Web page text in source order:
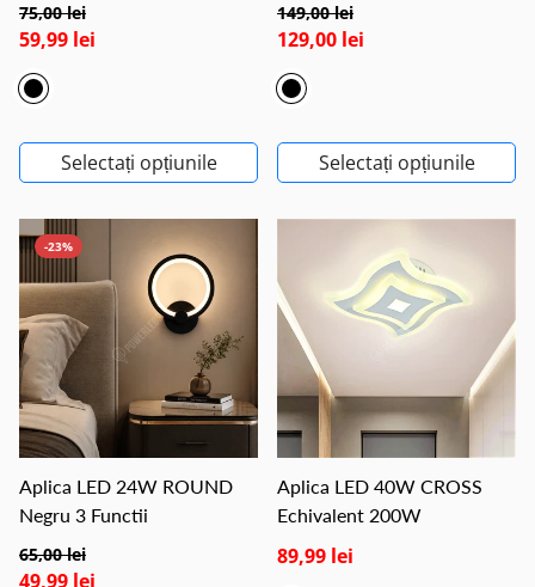
75,00 lei
59,99 lei
Selectați opțiunile
149,00 lei
129,00 lei
Selectați opțiunile
-23%
Aplica LED 24W ROUND
Negru 3 Functii
65,00 lei
49,99 lei
Aplica LED 40W CROSS
Echivalent 200W
89,99 lei